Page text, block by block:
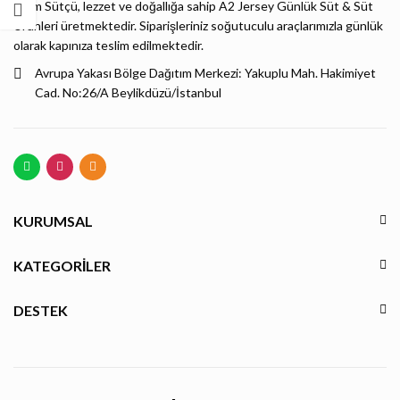
Bizim Sütçü, lezzet ve doğallığa sahip A2 Jersey Günlük Süt & Süt
Ürünleri üretmektedir. Siparişleriniz soğutuculu araçlarımızla günlük
olarak kapınıza teslim edilmektedir.
Avrupa Yakası Bölge Dağıtım Merkezi: Yakuplu Mah. Hakimiyet
Cad. No:26/A Beylikdüzü/İstanbul
KURUMSAL
KATEGORILER
DESTEK